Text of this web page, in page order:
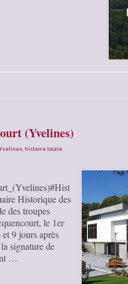
(Yvelines)
histoire locale
Historique des
des troupes
le 1er
9 jours après
signature de
…